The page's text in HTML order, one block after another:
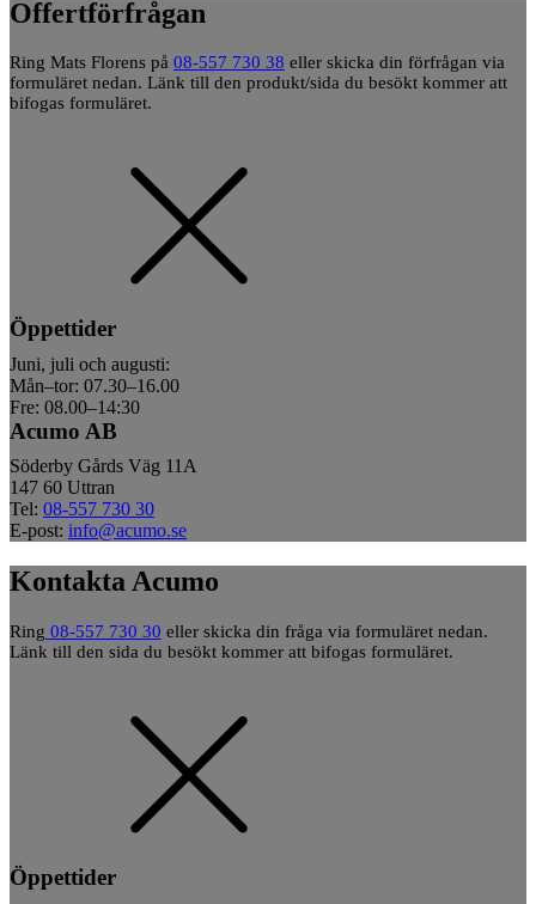
Offertförfrågan
Ring Mats Florens på 08-557 730 38 eller skicka din förfrågan via
formuläret nedan. Länk till den produkt/sida du besökt kommer att
bifogas formuläret.
Öppettider
Juni, juli och augusti:
Mån–tor: 07.30–16.00
Fre: 08.00–14:30
Acumo AB
Söderby Gårds Väg 11A
147 60 Uttran
Tel: 08-557 730 30
E-post: info@acumo.se
Kontakta Acumo
Ring 08-557 730 30 eller skicka din fråga via formuläret nedan.
Länk till den sida du besökt kommer att bifogas formuläret.
Öppettider